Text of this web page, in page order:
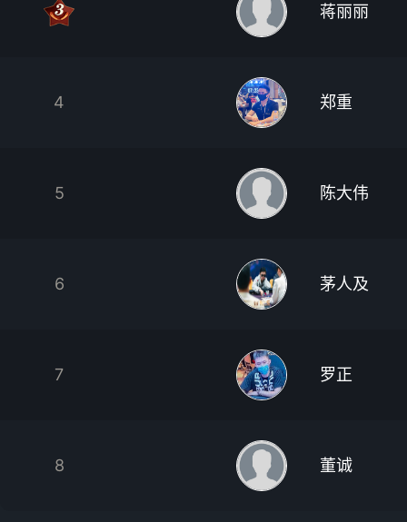
蒋丽丽
4 郑重
5 陈大伟
6 茅人及
7 罗正
8 董诚